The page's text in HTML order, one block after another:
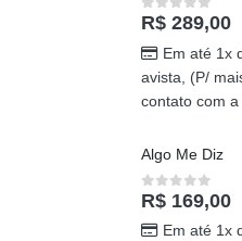
0out of 5
R$ 289,00
Em até 1x
avista, (P/
contato com a
Algo Me Diz
0out of 5
R$ 169,00
Em até 1x